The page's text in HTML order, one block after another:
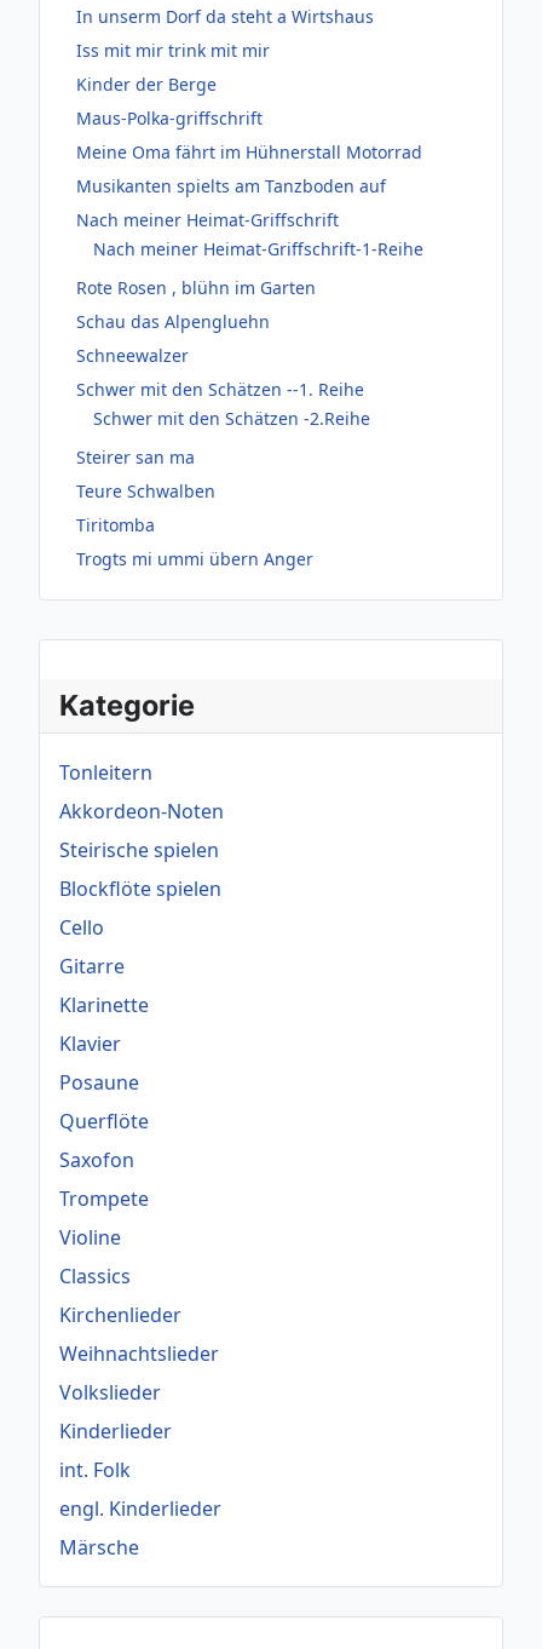
Kategorie
Tonleitern
Akkordeon-Noten
Steirische spielen
Blockflöte spielen
Cello
Gitarre
Klarinette
Klavier
Posaune
Querflöte
Saxofon
Trompete
Violine
Classics
Kirchenlieder
Weihnachtslieder
Volkslieder
Kinderlieder
int. Folk
engl. Kinderlieder
Märsche
In unserm Dorf da steht a Wirtshaus
Iss mit mir trink mit mir
Kinder der Berge
Maus-Polka-griffschrift
Meine Oma fährt im Hühnerstall Motorrad
Musikanten spielts am Tanzboden auf
Nach meiner Heimat-Griffschrift
Nach meiner Heimat-Griffschrift-1-Reihe
Rote Rosen , blühn im Garten
Schau das Alpengluehn
Schneewalzer
Schwer mit den Schätzen --1. Reihe
Schwer mit den Schätzen -2.Reihe
Steirer san ma
Teure Schwalben
Tiritomba
Trogts mi ummi übern Anger